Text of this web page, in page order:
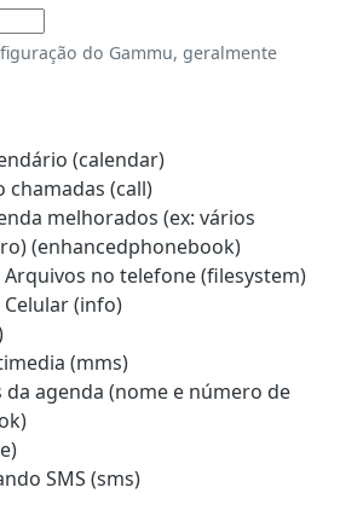
do Gammu, geralmente
(calendar)
chamadas (call)
melhorados (ex: vários
(enhancedphonebook)
no telefone (filesystem)
(info)
(mms)
da agenda (nome e número de
SMS (sms)